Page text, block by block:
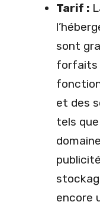
Tarif :
sont
forfaits
et des
tels
encore